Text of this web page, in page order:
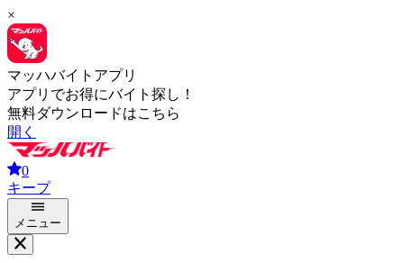
×
マッハバイトアプリ
アプリでお得にバイト探し！
無料ダウンロードはこちら
開く
0
キープ
メニュー